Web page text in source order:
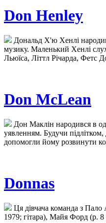
Don Henley
Дональд Х'ю Хенлі
музику. Маленький Хенлі
Льюїса, Літтл Річарда, Фетс
Don McLean
Дон Маклін народився в
уявленням. Будучи
допомогли йому розвинути
Donnas
Ця дівчача команда з Пало
1979; гітара), Майя Форд (р. 8